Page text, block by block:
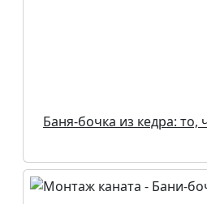
Баня-бочка из кедра: то,